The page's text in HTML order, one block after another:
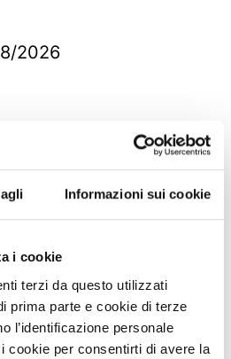
Informazioni sui cookie
i cookie
terzi da questo utilizzati
prima parte e cookie di terze
l’identificazione personale
cookie per consentirti di avere la
2026
2026
2026